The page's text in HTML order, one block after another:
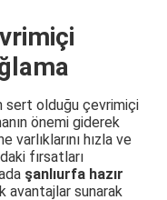
sert olduğu çevrimiçi
önemi giderek
hızla ve
fırsatları
şanlıurfa hazır
avantajlar sunarak